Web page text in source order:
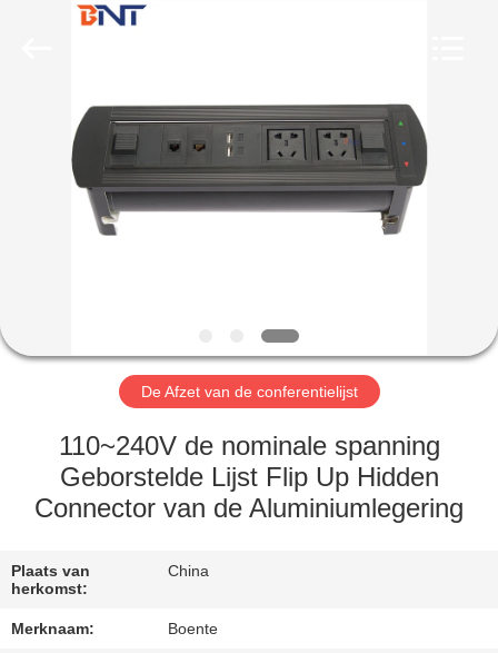
PRODUCTEN
FABRIEKSREIS
KWALITEITSCONTROLE
CONTACTEER
De Afzet van de conferentielijst
110~240V de nominale spanning
Geborstelde Lijst Flip Up Hidden
Connector van de Aluminiumlegering
Plaats van
herkomst:
China
Merknaam: Boente